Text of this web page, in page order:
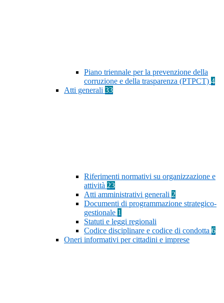
Piano triennale per la prevenzione della
corruzione e della trasparenza (PTPCT) 4
Atti generali 33
Riferimenti normativi su organizzazione e
attività 23
Atti amministrativi generali 2
Documenti di programmazione strategico-
gestionale 1
Statuti e leggi regionali
Codice disciplinare e codice di condotta 6
Oneri informativi per cittadini e imprese